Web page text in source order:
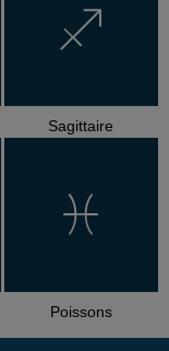
Sagittaire
Poissons